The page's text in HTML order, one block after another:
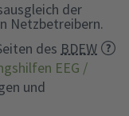
der
Netzbetreibern.
des BDEW
EEG /
und